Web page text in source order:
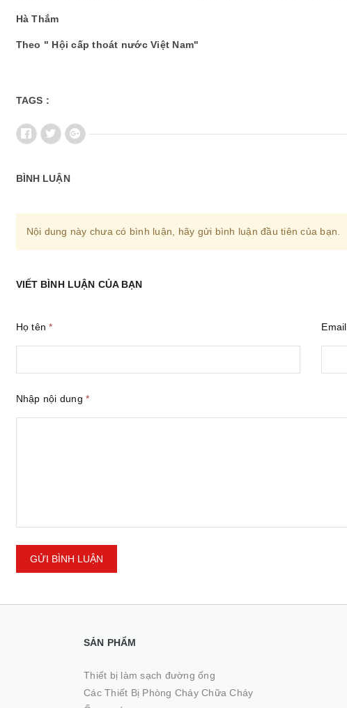
Hà Thắm
Theo " Hội cấp thoát nước Việt Nam"
TAGS :
BÌNH LUẬN
Nội dung này chưa có bình luận, hãy gửi bình luận đầu tiên của bạn.
VIẾT BÌNH LUẬN CỦA BẠN
Họ tên* Email
Nhập nội dung *
GỬI BÌNH LUẬN
SẢN PHẨM
Thiết bị làm sạch đường ống
Các Thiết Bị Phòng Cháy Chữa Cháy